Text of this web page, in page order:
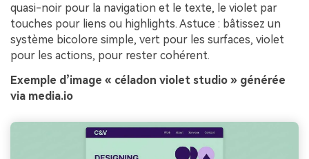
quasi-noir pour la navigation et le texte, le violet par
touches pour liens ou highlights. Astuce : bâtissez un
système bicolore simple, vert pour les surfaces, violet
pour les actions, pour rester cohérent.
Exemple d’image « céladon violet studio » générée
via media.io